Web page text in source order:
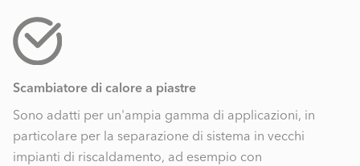
Scambiatore di calore a piastre
Sono adatti per un'ampia gamma di applicazioni, in
particolare per la separazione di sistema in vecchi
impianti di riscaldamento, ad esempio con